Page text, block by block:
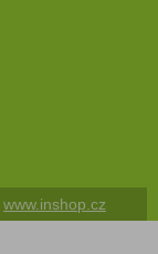
www.inshop.cz